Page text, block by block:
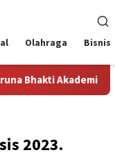
Olahraga Bisnis
TNI 2026
2023.